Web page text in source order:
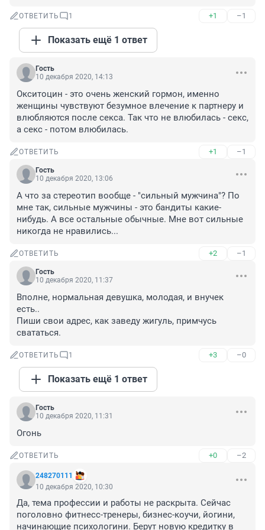
ОТВЕТИТЬ 1 +1 –1
Показать ещё 1 ответ
Гость
10 декабря 2020, 14:13
Окситоцин - это очень женский гормон, именно
женщины чувствуют безумное влечение к партнеру и
влюбляются после секса. Так что не влюбилась - секс,
а секс - потом влюбилась.
ОТВЕТИТЬ +1 –1
Гость
10 декабря 2020, 13:06
А что за стереотип вообще - "сильный мужчина"? По
мне так, сильные мужчины - это бандиты какие-
нибудь. А все остальные обычные. Мне вот сильные
никогда не нравились...
ОТВЕТИТЬ +2 –1
Гость
10 декабря 2020, 11:37
Вполне, нормальная девушка, молодая, и внучек
есть..
Пиши свои адрес, как заведу жигуль, примчусь
свататься.
ОТВЕТИТЬ 1 +3 –0
Показать ещё 1 ответ
Гость
10 декабря 2020, 11:31
Огонь
ОТВЕТИТЬ +0 –2
248270111
10 декабря 2020, 10:30
Да, тема профессии и работы не раскрыта. Сейчас
поголовно фитнесс-тренеры, бизнес-коучи, йогини,
начинающие психологини. Берут новую кредитку в